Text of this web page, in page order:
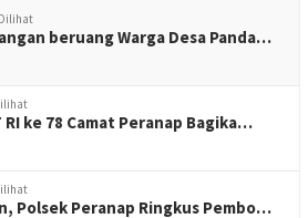
beruang Warga Desa Panda…
RI ke 78 Camat Peranap Bagika…
Polsek Peranap Ringkus Pembo…